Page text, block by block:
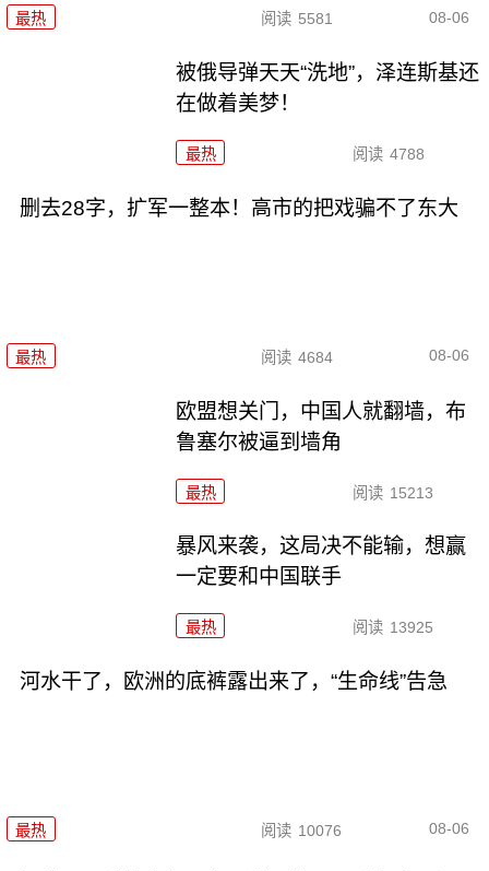
最热 阅读 5581 08-06
被俄导弹天天“洗地”，泽连斯基还
在做着美梦！
最热 阅读 4788
删去28字，扩军一整本！高市的把戏骗不了东大
最热 阅读 4684 08-06
欧盟想关门，中国人就翻墙，布
鲁塞尔被逼到墙角
最热 阅读 15213
暴风来袭，这局决不能输，想赢
一定要和中国联手
最热 阅读 13925
河水干了，欧洲的底裤露出来了，“生命线”告急
最热 阅读 10076 08-06